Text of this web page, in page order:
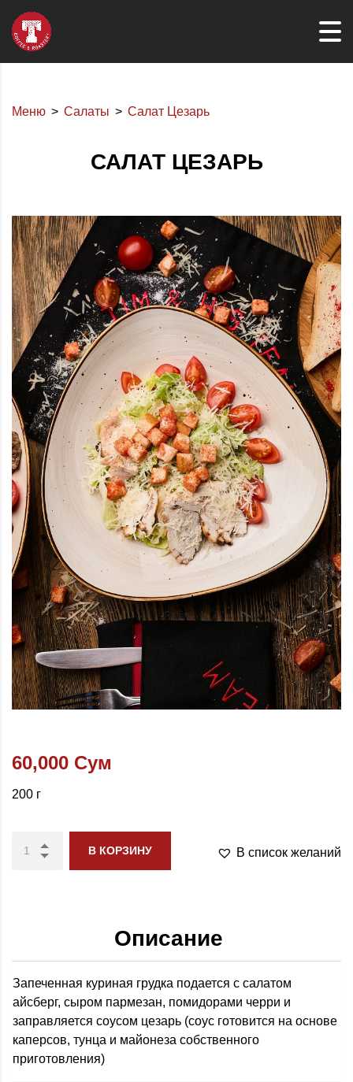
Меню Салаты Салат Цезарь
САЛАТ ЦЕЗАРЬ
60,000 Сум
200 г
В КОРЗИНУ В список желаний
Описание
Запеченная куриная грудка подается с салатом
айсберг, сыром пармезан, помидорами черри и
заправляется соусом цезарь (соус готовится на основе
каперсов, тунца и майонеза собственного
приготовления)